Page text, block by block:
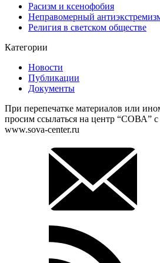
Расизм и ксенофобия
Неправомерный
Религия в светском обществе
Категории
Новости
Публикации
Документы
При перепечатке материалов или
просим ссылаться на центр “СОВА” с
www.sova-center.ru